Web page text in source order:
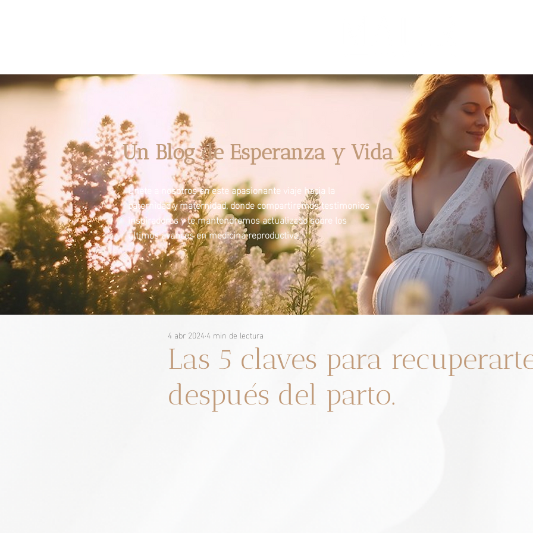
Un Blog de Esperanza y Vida
Únete a nosotros en este apasionante viaje hacia la
paternidad y maternidad, donde compartiremos testimonios
inspiradores y te mantendremos actualizado sobre los
últimos avances en medicina reproductiva.
Las 5 claves para
después del parto.
4 abr 20244 min de lectura